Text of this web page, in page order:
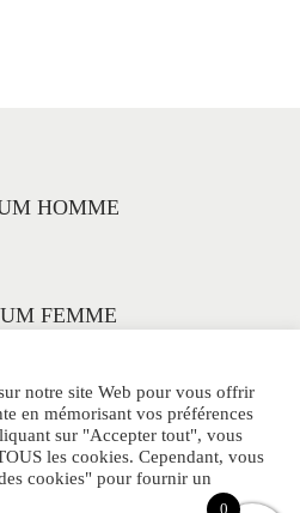
HOMME
FEMME
Tous Droits Réservés.
notre site Web pour vous offrir
en mémorisant vos préférences
sur "Accepter tout", vous
les cookies. Cependant, vous
cookies" pour fournir un
0